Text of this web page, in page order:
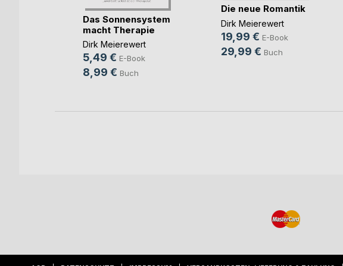
Das Sonnensystem
macht Therapie
Dirk Meierewert
5,49 € E-Book
8,99 € Buch
Die neue Romantik
Dirk Meierewert
19,99 € E-Book
29,99 € Buch